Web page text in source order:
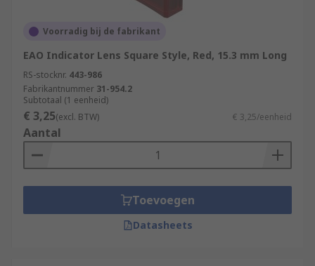
Voorradig bij de fabrikant
EAO Indicator Lens Square Style, Red, 15.3 mm Long
RS-stocknr. 443-986
Fabrikantnummer 31-954.2
Subtotaal (1 eenheid)
€ 3,25(excl. BTW) € 3,25/eenheid
Aantal
Toevoegen
Datasheets